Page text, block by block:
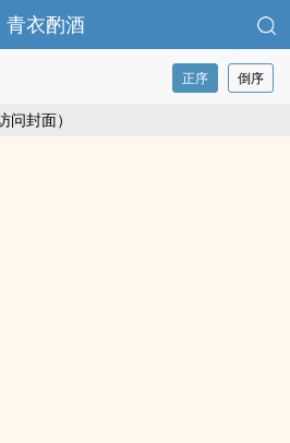
青衣酌酒
正序 倒序
封面）